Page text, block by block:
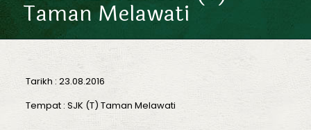
Taman Melawati
Tarikh : 23.08.2016
Tempat : SJK (T) Taman Melawati